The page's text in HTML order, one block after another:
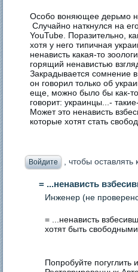
Особо воняющее дерьмо
Случайно наткнулся на
YouTube. Поразительно,
хотя у него типичная
ненависть какая-то
горящий ненавистью
Закрадывается сомнение
он говорил только об
еще, можно было бы как-
говорит: украинцы...-
Может это ненависть
которые хотят стать
Войдите , чтобы
= ...ненависть
Инженер (не
= ...ненависть
хотят быть
Попробуйте погуглить